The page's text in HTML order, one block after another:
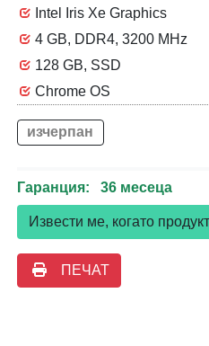
Следваща >>
Intel Iris Xe Graphics
4 GB, DDR4, 3200 MHz
128 GB, SSD
Chrome OS
изчерпан
Гаранция: 36 месеца
Извести ме, когато
ПЕЧАТ